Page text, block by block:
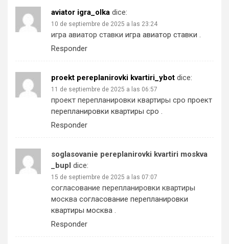
aviator igra_olka dice:
10 de septiembre de 2025 a las 23:24
игра авиатор ставки игра авиатор ставки .
Responder
proekt pereplanirovki kvartiri_ybot dice:
11 de septiembre de 2025 a las 06:57
проект перепланировки квартиры сро проект
перепланировки квартиры сро .
Responder
soglasovanie pereplanirovki kvartiri moskva
_bupl dice:
15 de septiembre de 2025 a las 07:07
согласование перепланировки квартиры
москва согласование перепланировки
квартиры москва .
Responder